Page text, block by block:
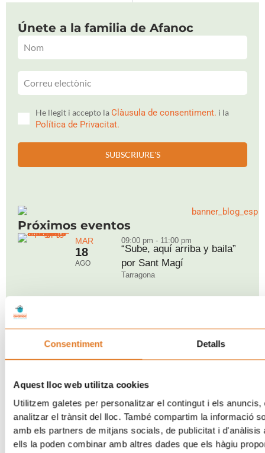
Consentiment Detalls
Aquest lloc web utilitza cookies
Utilitzem galetes per personalitzar el contingut i els
analitzar el trànsit del lloc. També compartim la informació
amb els partners de mitjans socials, de publicitat i d'anàlisis
ells la poden combinar amb altres dades que els hàgiu
Únete a la familia de Afanoc
He llegit i accepto la Clàusula de consentiment. i la
Política de Privacitat.
SUBSCRIURE'S
Próximos eventos
MAR
18
AGO
09:00 pm - 11:00 pm
“Sube, aquí arriba y baila”
por Sant Magí
Tarragona
DOM
30
07:00 pm - 10:30 pm
Ya está aquí: Rock&Grill
SÁB
05
SEP
09:30 am - 02:00 pm
Nueva edición del “Posa’t
la Gorra!” a Breda